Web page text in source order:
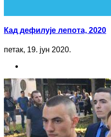
Кад дефилује лепота, 2020
петак, 19. јун 2020.